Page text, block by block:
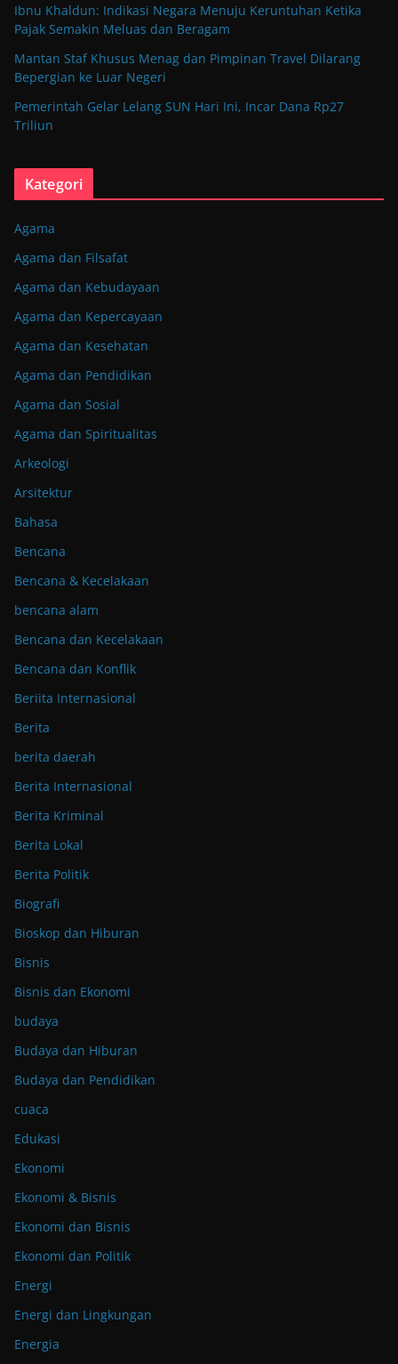
Ibnu Khaldun: Indikasi Negara Menuju Keruntuhan Ketika
Pajak Semakin Meluas dan Beragam
Mantan Staf Khusus Menag dan Pimpinan Travel Dilarang
Bepergian ke Luar Negeri
Pemerintah Gelar Lelang SUN Hari Ini, Incar Dana Rp27
Triliun
Kategori
Agama
Agama dan Filsafat
Agama dan Kebudayaan
Agama dan Kepercayaan
Agama dan Kesehatan
Agama dan Pendidikan
Agama dan Sosial
Agama dan Spiritualitas
Arkeologi
Arsitektur
Bahasa
Bencana
Bencana & Kecelakaan
bencana alam
Bencana dan Kecelakaan
Bencana dan Konflik
Beriita Internasional
Berita
berita daerah
Berita Internasional
Berita Kriminal
Berita Lokal
Berita Politik
Biografi
Bioskop dan Hiburan
Bisnis
Bisnis dan Ekonomi
budaya
Budaya dan Hiburan
Budaya dan Pendidikan
cuaca
Edukasi
Ekonomi
Ekonomi & Bisnis
Ekonomi dan Bisnis
Ekonomi dan Politik
Energi
Energi dan Lingkungan
Energia